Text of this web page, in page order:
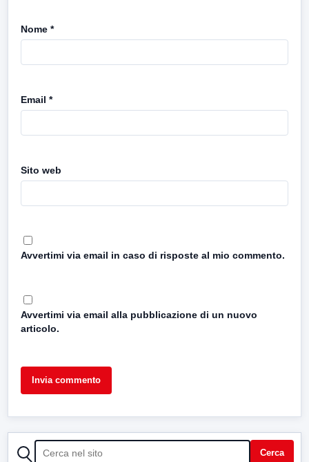
Nome *
Email *
Sito web
Avvertimi via email in caso di risposte al mio commento.
Avvertimi via email alla pubblicazione di un nuovo
articolo.
CERCA Cerca